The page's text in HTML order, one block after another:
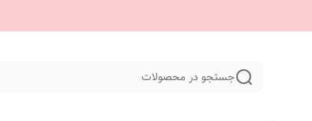
جستجو در محصولات